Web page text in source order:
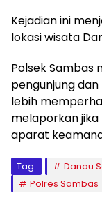
Kejadian ini
lokasi wisata
Polsek
pengunjung
lebih
melaporkan
aparat
Tag: Danau
Polres Sambas